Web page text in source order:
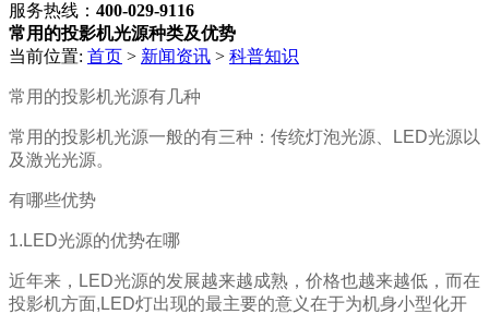
服务热线： 400-029-9116
常用的投影机光源种类及优势
当前位置: 首页 > 新闻资讯 > 科普知识
常用的投影机光源有几种
常用的投影机光源一般的有三种：传统灯泡光源、LED光源以
及激光光源。
有哪些优势
1.LED光源的优势在哪
近年来，LED光源的发展越来越成熟，价格也越来越低，而在
投影机方面,LED灯出现的最主要的意义在于为机身小型化开